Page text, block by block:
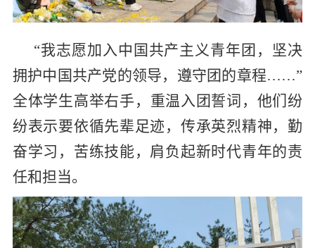
“我志愿加入中国共产主义青年团，坚决
拥护中国共产党的领导，遵守团的章程……”
全体学生高举右手，重温入团誓词，他们纷
纷表示要依循先辈足迹，传承英烈精神，勤
奋学习，苦练技能，肩负起新时代青年的责
任和担当。